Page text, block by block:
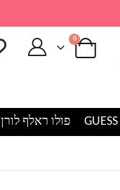
0
פולו ראלף לורן POLO